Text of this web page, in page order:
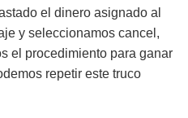
el dinero asignado al
y seleccionamos cancel,
el procedimiento para ganar
repetir este truco